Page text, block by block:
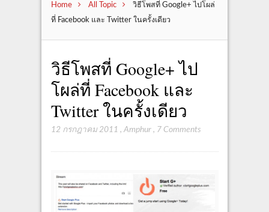
Home All Topic วิธีโพสที่ Google+ ไปโผล่
ที่ Facebook และ Twitter ในครั้งเดียว
วิธีโพสที่ Google+ ไป
โผล่ที่ Facebook และ
Twitter ในครั้งเดียว
12 กรกฎาคม 2011 , Amphur, 7 Comments